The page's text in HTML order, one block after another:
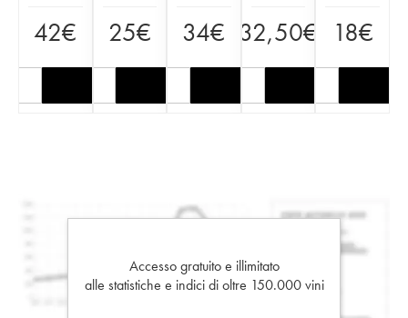
42€ 25€ 34€ 32,50€ 18€
Accesso gratuito e illimitato
alle statistiche e indici di oltre 150.000 vini